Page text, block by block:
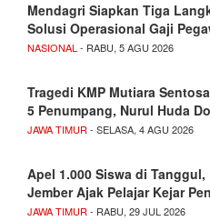
Mendagri Siapkan Tiga
Solusi Operasional Gaji
NASIONAL - RABU, 5 AGU 2026
Tragedi KMP Mutiara
5 Penumpang, Nurul Huda
JAWA TIMUR - SELASA, 4 AGU 2026
Apel 1.000 Siswa di Tanggul,
Jember Ajak Pelajar Kejar
JAWA TIMUR - RABU, 29 JUL 2026